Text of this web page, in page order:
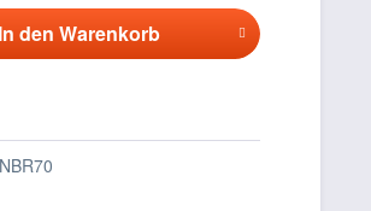
In den Warenkorb